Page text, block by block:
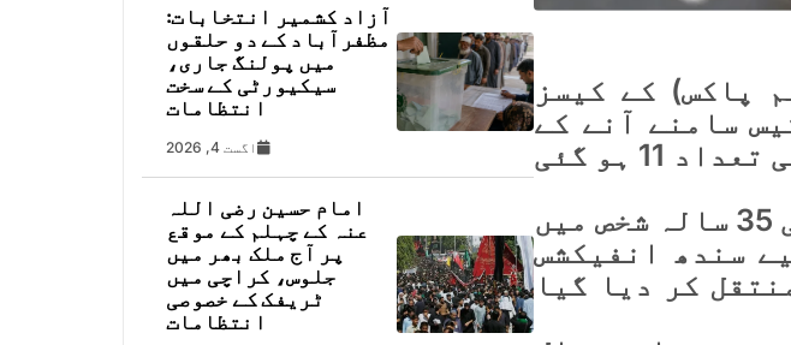
پاکس) کے کیسز
سامنے آنے کے
بعد شہر میں رواں سال رپورٹ ہونے والے کیسز کی تعداد 11 ہو گئی
محکمہ صحت کے مطابق لانڈھی محبت نگر کے رہائشی 35 سالہ شخص میں
سندھ انفیکشس
کر دیا گیا
آزاد کشمیر انتخابات:
مظفرآباد کے دو حلقوں
میں پولنگ جاری،
سیکیورٹی کے سخت
انتظامات
اگست 4, 2026
امام حسین رضی اللہ
عنہ کے چہلم کے موقع
پر آج ملک بھر میں
جلوس، کراچی میں
ٹریفک کے خصوصی
انتظامات